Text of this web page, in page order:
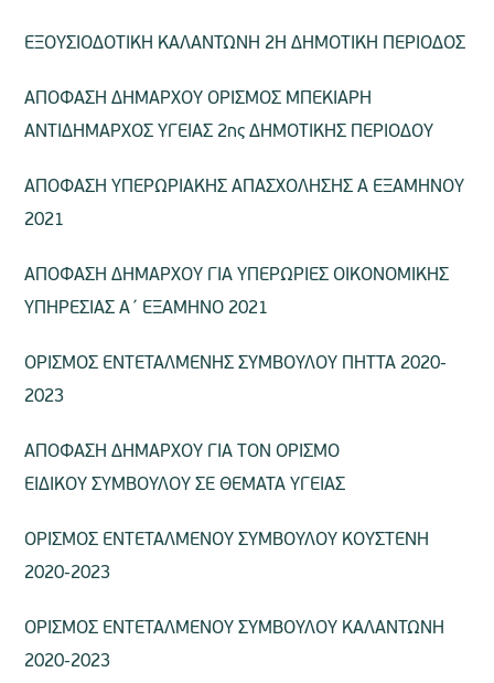
ΕΞΟΥΣΙΟΔΟΤΙΚΗ ΚΑΛΑΝΤΩΝΗ 2Η ΔΗΜΟΤΙΚΗ ΠΕΡΙΟΔΟΣ
ΑΠΟΦΑΣΗ ΔΗΜΑΡΧΟΥ ΟΡΙΣΜΟΣ ΜΠΕΚΙΑΡΗ
ΑΝΤΙΔΗΜΑΡΧΟΣ ΥΓΕΙΑΣ 2ης ΔΗΜΟΤΙΚΗΣ ΠΕΡΙΟΔΟΥ
ΑΠΟΦΑΣΗ ΥΠΕΡΩΡΙΑΚΗΣ ΑΠΑΣΧΟΛΗΣΗΣ Α ΕΞΑΜΗΝΟΥ
2021
ΑΠΟΦΑΣΗ ΔΗΜΑΡΧΟΥ ΓΙΑ ΥΠΕΡΩΡΙΕΣ ΟΙΚΟΝΟΜΙΚΗΣ
ΥΠΗΡΕΣΙΑΣ Α΄ ΕΞΑΜΗΝΟ 2021
ΟΡΙΣΜΟΣ ΕΝΤΕΤΑΛΜΕΝΗΣ ΣΥΜΒΟΥΛΟΥ ΠΗΤΤΑ 2020-
2023
ΑΠΟΦΑΣΗ ΔΗΜΑΡΧΟΥ ΓΙΑ ΤΟΝ ΟΡΙΣΜΟ
ΕΙΔΙΚΟΥ ΣΥΜΒΟΥΛΟΥ ΣΕ ΘΕΜΑΤΑ ΥΓΕΙΑΣ
ΟΡΙΣΜΟΣ ΕΝΤΕΤΑΛΜΕΝΟΥ ΣΥΜΒΟΥΛΟΥ ΚΟΥΣΤΕΝΗ
2020-2023
ΟΡΙΣΜΟΣ ΕΝΤΕΤΑΛΜΕΝΟΥ ΣΥΜΒΟΥΛΟΥ ΚΑΛΑΝΤΩΝΗ
2020-2023